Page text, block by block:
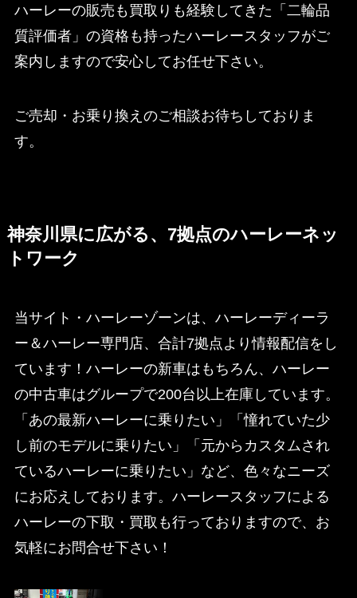
ハーレーの販売も買取りも経験してきた「二輪品
質評価者」の資格も持ったハーレースタッフがご
案内しますので安心してお任せ下さい。
ご売却・お乗り換えのご相談お待ちしておりま
す。
神奈川県に広がる、7拠点のハーレーネッ
トワーク
当サイト・ハーレーゾーンは、ハーレーディーラ
ー＆ハーレー専門店、合計7拠点より情報配信をし
ています！ハーレーの新車はもちろん、ハーレー
の中古車はグループで200台以上在庫しています。
「あの最新ハーレーに乗りたい」「憧れていた少
し前のモデルに乗りたい」「元からカスタムされ
ているハーレーに乗りたい」など、色々なニーズ
にお応えしております。ハーレースタッフによる
ハーレーの下取・買取も行っておりますので、お
気軽にお問合せ下さい！